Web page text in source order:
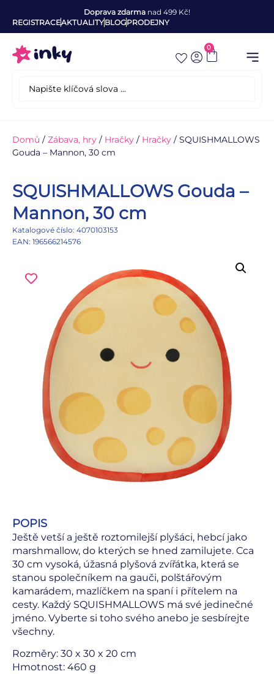
Doprava zdarma nad 499 Kč!
REGISTRACEAKTUALITYBLOGPRODEJNY
0
Domů / Zábava, hry / Hračky / Hračky / SQUISHMALLOWS
Gouda – Mannon, 30 cm
SQUISHMALLOWS Gouda –
Mannon, 30 cm
Katalogové číslo: 4070103153
EAN: 196566214576
POPIS
Ještě vetší a ještě roztomilejší plyšáci, hebcí jako
marshmallow, do kterých se hned zamilujete. Cca
30 cm vysoká, úžasná plyšová zvířátka, která se
stanou společníkem na gauči, polštářovým
kamarádem, mazlíčkem na spaní i přítelem na
cesty. Každý SQUISHMALLOWS má své jedinečné
jméno. Vyberte si toho svého anebo je sesbírejte
všechny.
Rozměry: 30 x 30 x 20 cm
Hmotnost: 460 g